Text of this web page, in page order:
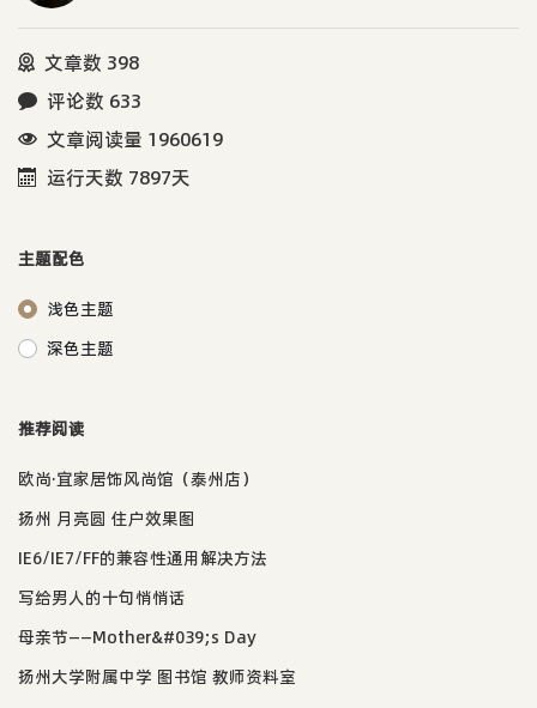
文章数 398
评论数 633
文章阅读量 1960619
运行天数 7897天
主题配色
浅色主题
深色主题
推荐阅读
欧尚·宜家居饰风尚馆（泰州店）
扬州 月亮圆 住户效果图
IE6/IE7/FF的兼容性通用解决方法
写给男人的十句悄悄话
母亲节——Mother&#039;s Day
扬州大学附属中学 图书馆 教师资料室